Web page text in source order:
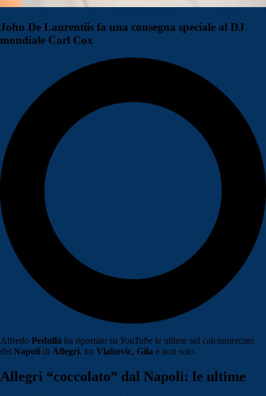
John De Laurentiis fa una consegna speciale al DJ
mondiale Carl Cox
Alfredo Pedullà ha riportato su YouTube le ultime sul calciomercato
del Napoli di Allegri, tra Vlahovic, Gila e non solo.
Allegri “coccolato” dal Napoli: le ultime